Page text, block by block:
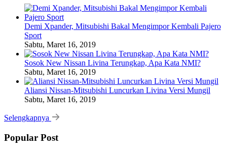
Demi Xpander, Mitsubishi Bakal Mengimpor Kembali Pajero
Sport
Sabtu, Maret 16, 2019
Sosok New Nissan Livina Terungkap, Apa Kata NMI?
Sabtu, Maret 16, 2019
Aliansi Nissan-Mitsubishi Luncurkan Livina Versi Mungil
Sabtu, Maret 16, 2019
Selengkapnya
Popular Post